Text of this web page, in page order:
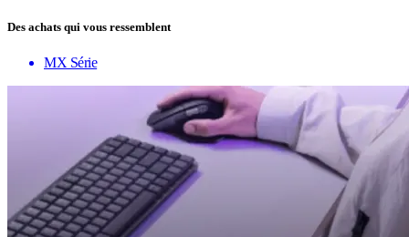
Des achats qui vous ressemblent
MX Série